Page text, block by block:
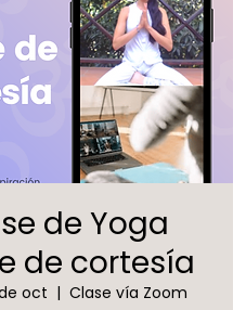
de Yoga
de cortesía
oct
  |
Clase vía Zoom